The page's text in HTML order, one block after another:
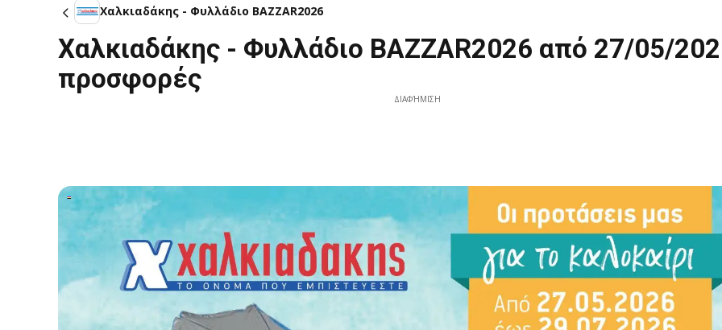
Χαλκιαδάκης - Φυλλάδιο BAZZAR2026
Χαλκιαδάκης - Φυλλάδιο BAZZAR2026 από 27/05/
προσφορές
ΔΙΑΦΉΜΙΣΗ